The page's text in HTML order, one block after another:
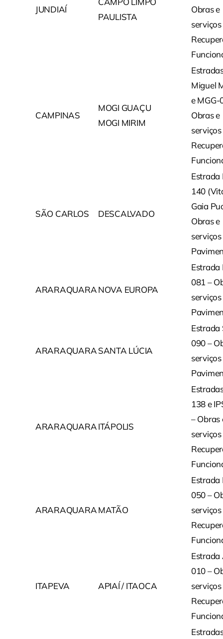
JUNDIAÍ
PAULISTA
Obras e
CAMPINAS
MOGI GUAÇU
MOGI MIRIM
Miguel
e MGG-
Obras e
SÃO CARLOS DESCALVADO
Estrada
140
Gaia
Obras e
ARARAQUARANOVA EUROPA
Estrada
081 –
ARARAQUARASANTA LÚCIA
Estrada
090 –
ARARAQUARAITÁPOLIS
138 e
– Obras
ARARAQUARAMATÃO
Estrada
050 –
ITAPEVA APIAÍ / ITAOCA
Estrada
010 –